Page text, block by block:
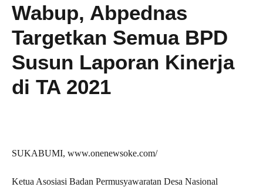
Wabup, Abpednas
Targetkan Semua BPD
Susun Laporan Kinerja
di TA 2021
SUKABUMI, www.onenewsoke.com/
Ketua Asosiasi Badan Permusyawaratan Desa Nasional